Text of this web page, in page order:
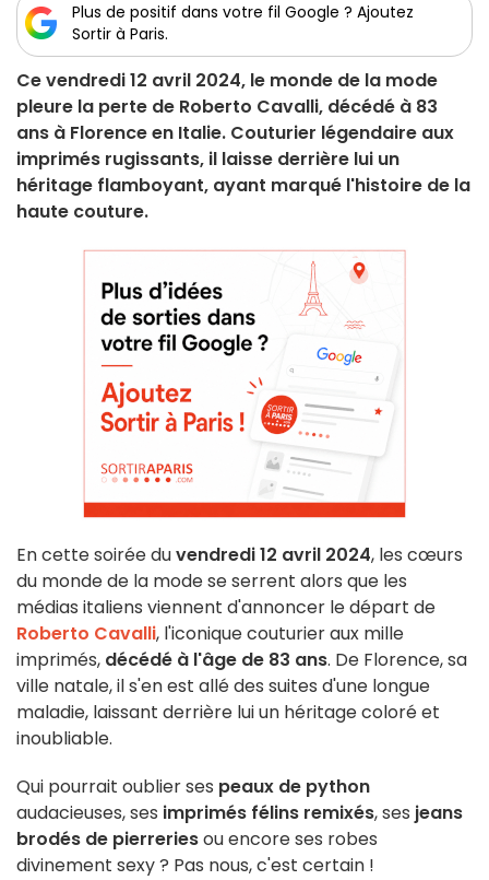
Plus de positif dans votre fil Google ? Ajoutez
Sortir à Paris.
Ce vendredi 12 avril 2024, le monde de la mode
pleure la perte de Roberto Cavalli, décédé à 83
ans à Florence en Italie. Couturier légendaire aux
imprimés rugissants, il laisse derrière lui un
héritage flamboyant, ayant marqué l'histoire de la
haute couture.
En cette soirée duvendredi 12 avril 2024, les cœurs
du monde de la mode se serrent alors que les
médias italiens viennent d'annoncer le départ de
Roberto Cavalli, l'iconique couturier aux mille
imprimés, décédé à l'âge de 83 ans. De Florence, sa
ville natale, il s'en est allé des suites d'une longue
maladie, laissant derrière lui un héritage coloré et
inoubliable.
Qui pourrait oublier ses peaux de python
audacieuses, ses imprimés félins remixés, ses jeans
brodés de pierreriesou encore ses robes
divinement sexy ? Pas nous, c'est certain !